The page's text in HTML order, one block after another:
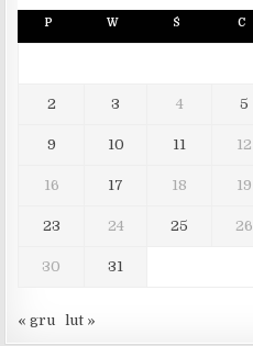
P W Ś C
2 3 4 5
9 10 11 12
16 17 18 19
23 24 25 26
30 31
« gru lut »